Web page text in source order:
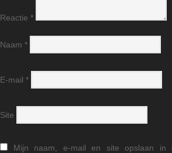
Reactie *
Naam *
E-mail *
Site
Mijn naam, e-mail en site opslaan in